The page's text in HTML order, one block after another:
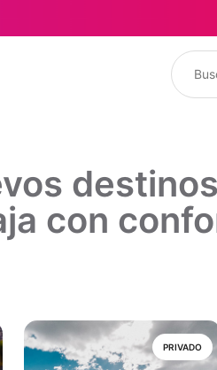
Buscar
con
PRIVADO